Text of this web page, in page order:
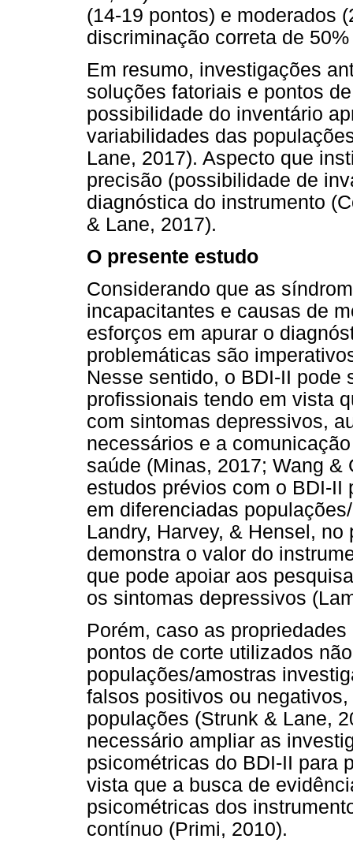
(14-19 pontos) e moderados
discriminação correta de
Em resumo, investigações
soluções fatoriais e pontos
possibilidade do inventário
variabilidades das
Lane, 2017). Aspecto que
precisão (possibilidade de
diagnóstica do instrumento
& Lane, 2017).
O presente estudo
Considerando que as
incapacitantes e causas de
esforços em apurar o
problemáticas são
Nesse sentido, o BDI-II pode
profissionais tendo em vista
com sintomas depressivos,
necessários e a
saúde (Minas, 2017; Wang
estudos prévios com o BDI-
em diferenciadas
Landry, Harvey, & Hensel,
demonstra o valor do
que pode apoiar aos
os sintomas depressivos
Porém, caso as
pontos de corte utilizados
populações/amostras
falsos positivos ou
populações (Strunk & Lane,
necessário ampliar as
psicométricas do BDI-II para
vista que a busca de
psicométricas dos
contínuo (Primi, 2010).